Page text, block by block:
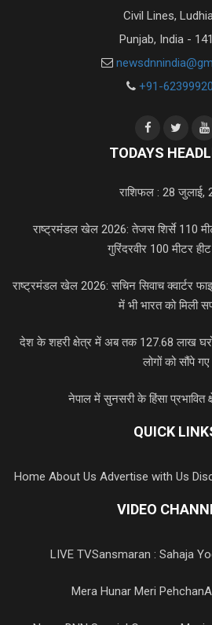
Civil Lines,
Punjab, India -
+91-
TODAYS
राशिफल : 28 जुलाई,
राष्ट्रमंडल खेल 2026: तेजस शिर्से 110
गुरिंदरवीर 100 मीटर
राष्ट्रमंडल खेल 2026: सचिन सिवाच क्वार्टर
में भी भारत को मिली
देश के शहरी क्षेत्र में अब तक 127.68 लाख
लोगों को सौंपे गए
नेपाल में सुनसरी के हिंसा प्रभावित
QUICK
Home About Us Advertise with Us
VIDEO
LIVE TVSansmaran : Sahaja
Mera Hunar Meri Pehchan